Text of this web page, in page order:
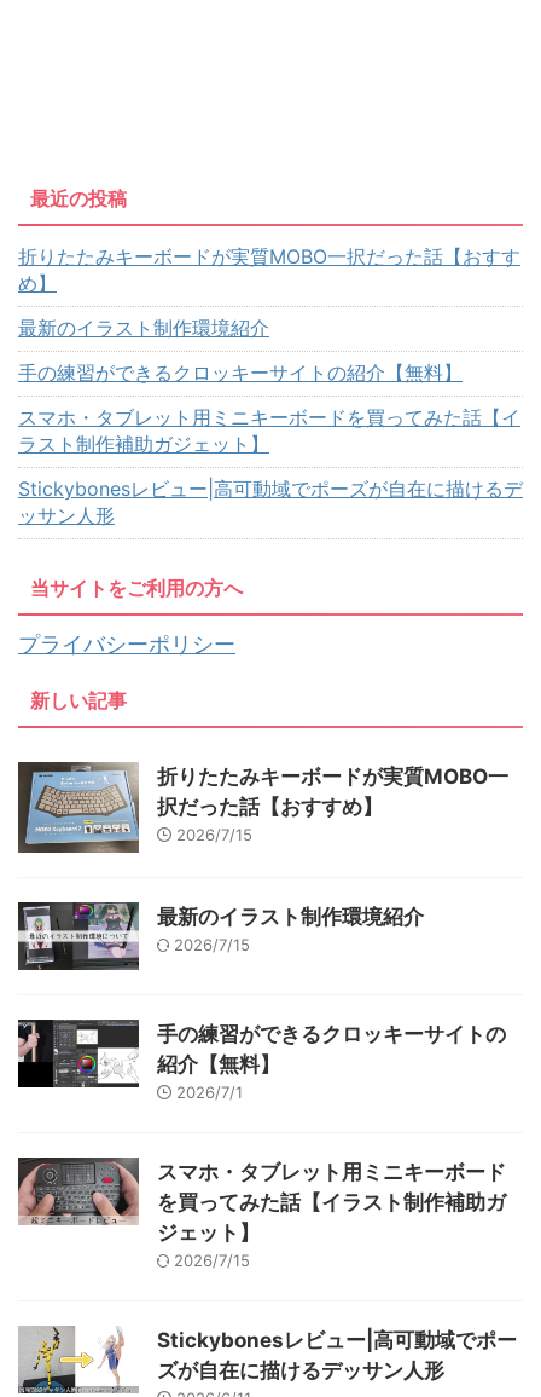
最近の投稿
折りたたみキーボードが実質MOBO一択だった話【おすす
め】
最新のイラスト制作環境紹介
手の練習ができるクロッキーサイトの紹介【無料】
スマホ・タブレット用ミニキーボードを買ってみた話【イ
ラスト制作補助ガジェット】
Stickybonesレビュー|高可動域でポーズが自在に描けるデ
ッサン人形
当サイトをご利用の方へ
プライバシーポリシー
新しい記事
折りたたみキーボードが実質MOBO一
択だった話【おすすめ】
2026/7/15
最新のイラスト制作環境紹介
2026/7/15
手の練習ができるクロッキーサイトの
紹介【無料】
2026/7/1
スマホ・タブレット用ミニキーボード
を買ってみた話【イラスト制作補助ガ
ジェット】
2026/7/15
Stickybonesレビュー|高可動域でポー
ズが自在に描けるデッサン人形